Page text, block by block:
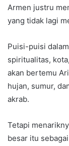
Armen justru
yang tidak lagi
Puisi-puisi
spiritualitas,
akan bertemu
hujan, sumur,
akrab.
Tetapi
besar itu